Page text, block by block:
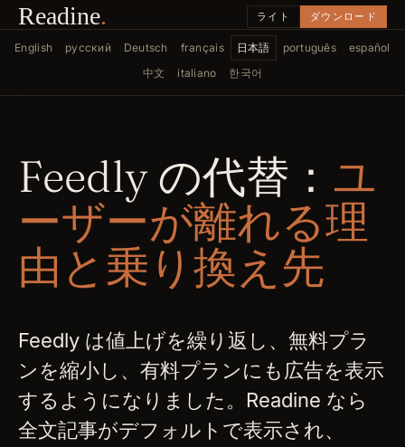
Readine. ライト ダウンロード
English русский Deutsch français 日本語 português
español
中文
italiano 한국어
Feedly の代替： ユ
ーザーが離れる理
由と乗り換え先
Feedly は値上げを繰り返し、無料プラ
ンを縮小し、有料プランにも広告を表示
するようになりました。Readine なら
全文記事がデフォルトで表示され、